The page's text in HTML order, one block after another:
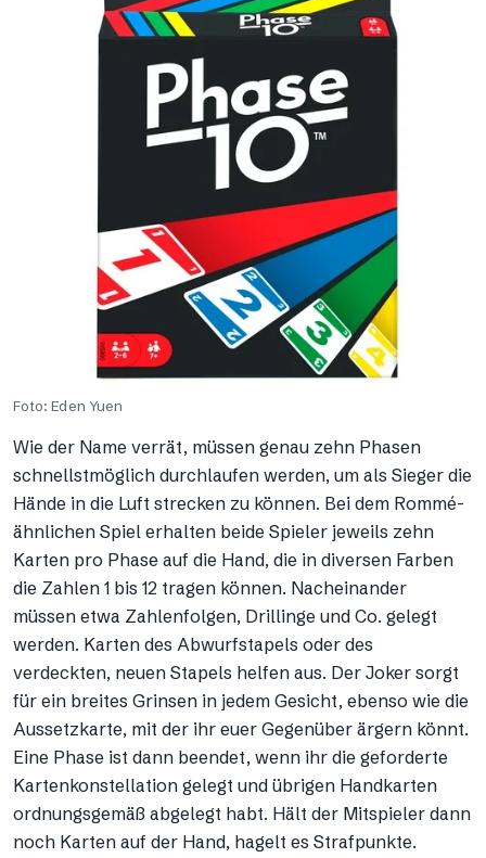
Foto: Eden Yuen
Wie der Name verrät, müssen genau zehn Phasen
schnellstmöglich durchlaufen werden, um als Sieger die
Hände in die Luft strecken zu können. Bei dem Rommé-
ähnlichen Spiel erhalten beide Spieler jeweils zehn
Karten pro Phase auf die Hand, die in diversen Farben
die Zahlen 1 bis 12 tragen können. Nacheinander
müssen etwa Zahlenfolgen, Drillinge und Co. gelegt
werden. Karten des Abwurfstapels oder des
verdeckten, neuen Stapels helfen aus. Der Joker sorgt
für ein breites Grinsen in jedem Gesicht, ebenso wie die
Aussetzkarte, mit der ihr euer Gegenüber ärgern könnt.
Eine Phase ist dann beendet, wenn ihr die geforderte
Kartenkonstellation gelegt und übrigen Handkarten
ordnungsgemäß abgelegt habt. Hält der Mitspieler dann
noch Karten auf der Hand, hagelt es Strafpunkte.